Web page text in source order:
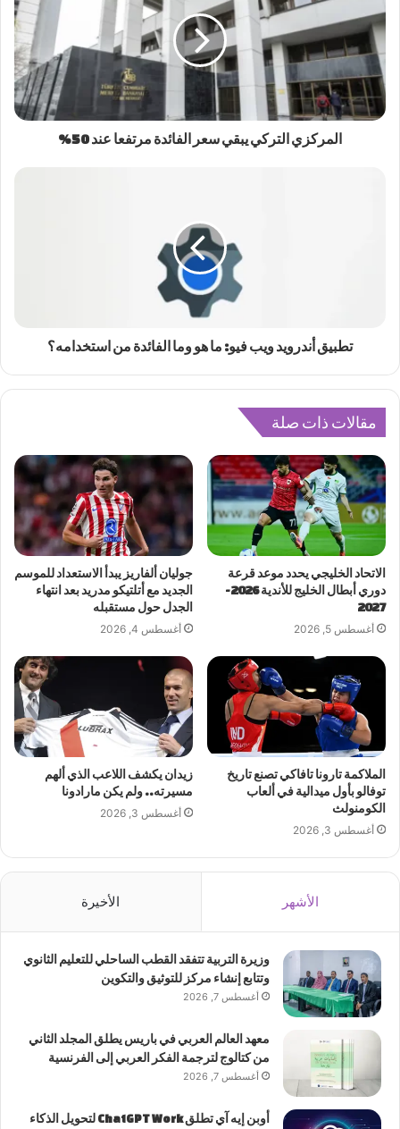
المركزي التركي يبقي سعر الفائدة مرتفعا عند 50%
تطبيق أندرويد ويب فيو: ما هو وما الفائدة من استخدامه؟
مقالات ذات صلة
الاتحاد الخليجي يحدد موعد قرعة
دوري أبطال الخليج للأندية 2026-
2027
أغسطس 5, 2026
جوليان ألفاريز يبدأ الاستعداد للموسم
الجديد مع أتلتيكو مدريد بعد انتهاء
الجدل حول مستقبله
أغسطس 4, 2026
الملاكمة تارونا تافاكي تصنع تاريخ
توفالو بأول ميدالية في ألعاب
الكومنولث
أغسطس 3, 2026
زيدان يكشف اللاعب الذي ألهم
مسيرته.. ولم يكن مارادونا
أغسطس 3, 2026
الأشهر الأخيرة
وزيرة التربية تتفقد القطب الساحلي للتعليم الثانوي
وتتابع إنشاء مركز للتوثيق والتكوين
أغسطس 7, 2026
معهد العالم العربي في باريس يطلق المجلد الثاني
من كتالوج لترجمة الفكر العربي إلى الفرنسية
أغسطس 7, 2026
أوبن إيه آي تطلق ChatGPT Work لتحويل الذكاء